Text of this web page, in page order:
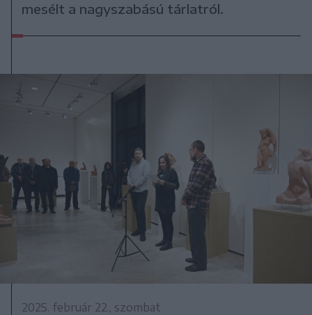
mesélt a nagyszabású tárlatról.
2025. február 22., szombat